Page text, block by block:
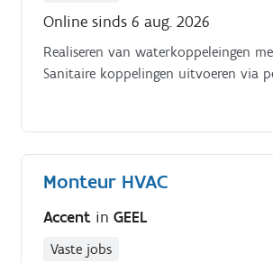
Online sinds 6 aug. 2026
Realiseren van waterkoppeleingen
Sanitaire koppelingen uitvoeren via
Monteur HVAC
Accent inGEEL
Vaste jobs